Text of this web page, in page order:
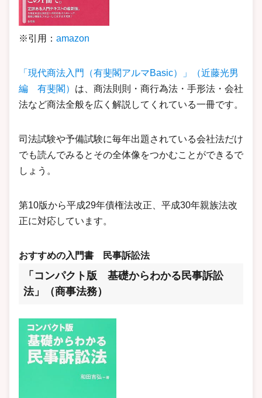
※引用： amazon
「現代商法入門（有斐閣アルマBasic）」（近藤光男
編 有斐閣） は、商法則則・商行為法・手形法・会社
法など商法全般を広く解説してくれている一冊です。
司法試験や予備試験に毎年出題されている会社法だけ
でも読んでみるとその全体像をつかむことができるで
しょう。
第10版から平成29年債権法改正、平成30年親族法改
正に対応しています。
おすすめの入門書 民事訴訟法
「コンパクト版 基礎からわかる民事訴訟
法」（商事法務）